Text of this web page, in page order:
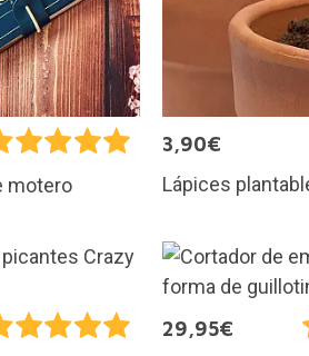
motero
3,90€
Lápices
29,95€